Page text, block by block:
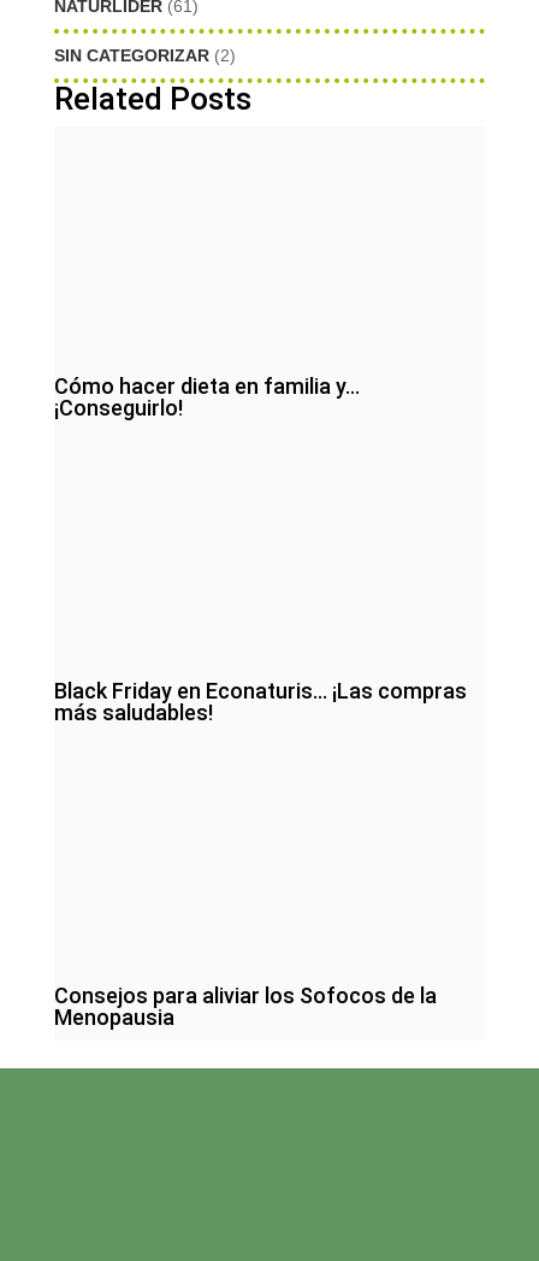
NATURLIDER (61)
SIN CATEGORIZAR (2)
Related Posts
Cómo hacer dieta en familia y…
¡Conseguirlo!
Black Friday en Econaturis… ¡Las compras
más saludables!
Consejos para aliviar los Sofocos de la
Menopausia